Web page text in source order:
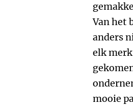
Van het
anders
elk
mooie